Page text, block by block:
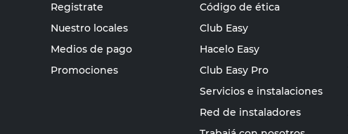
Registrate
Nuestro locales
Medios de pago
Promociones
Código de ética
Club Easy
Hacelo Easy
Club Easy Pro
Servicios e instalaciones
Red de instaladores